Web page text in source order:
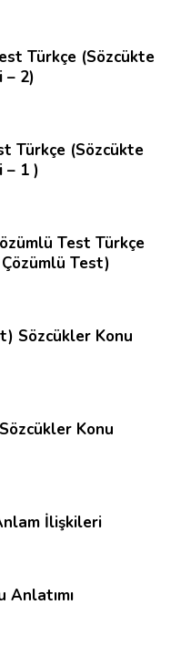
Türkçe (Sözcükte
– 2)
Türkçe (Sözcükte
– 1 )
Test Türkçe
Test)
Sözcükler Konu
Konu
İlişkileri
Anlatımı